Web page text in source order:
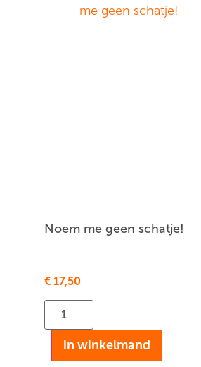
Noem me geen schatje!
€ 17,50
in winkelmand